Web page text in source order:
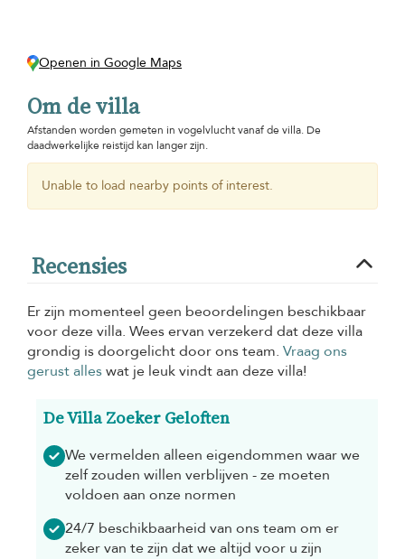
Openen in Google Maps
Om de villa
Afstanden worden gemeten in vogelvlucht vanaf de villa. De
daadwerkelijke reistijd kan langer zijn.
Unable to load nearby points of interest.
Recensies
Er zijn momenteel geen beoordelingen beschikbaar
voor deze villa. Wees ervan verzekerd dat deze villa
grondig is doorgelicht door ons team. Vraag ons
gerust alleswat je leuk vindt aan deze villa!
De Villa Zoeker Geloften
We vermelden alleen eigendommen waar we
zelf zouden willen verblijven - ze moeten
voldoen aan onze normen
24/7 beschikbaarheid van ons team om er
zeker van te zijn dat we altijd voor u zijn